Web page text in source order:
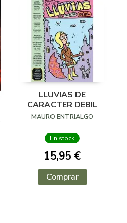
LLUVIAS DE
CARACTER DEBIL
MAURO ENTRIALGO
En stock
15,95 €
Comprar